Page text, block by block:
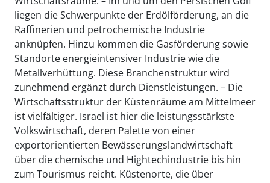
liegen die Schwerpunkte der Erdölförderung, an die
Raffinerien und petrochemische Industrie
anknüpfen. Hinzu kommen die Gasförderung sowie
Standorte energieintensiver Industrie wie die
Metallverhüttung. Diese Branchenstruktur wird
zunehmend ergänzt durch Dienstleistungen. – Die
Wirtschaftsstruktur der Küstenräume am Mittelmeer
ist vielfältiger. Israel ist hier die leistungsstärkste
Volkswirtschaft, deren Palette von einer
exportorientierten Bewässerungslandwirtschaft
über die chemische und Hightechindustrie bis hin
zum Tourismus reicht. Küstenorte, die über